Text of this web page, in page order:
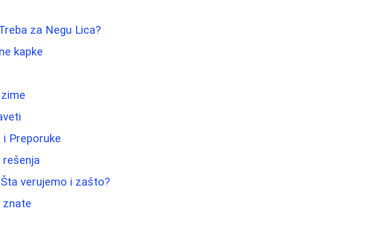
za Negu Lica?
kapke
Preporuke
verujemo i zašto?
znate